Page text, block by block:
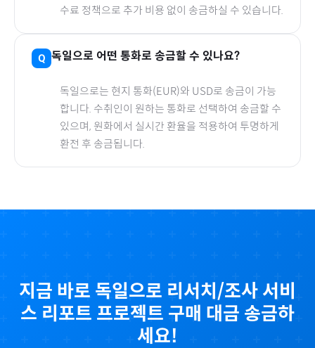
수료 정책으로 추가 비용 없이 송금하실 수 있습니다.
독일으로 어떤 통화로 송금할 수 있나요?
독일으로는 현지 통화(EUR)와 USD로 송금이 가능
합니다. 수취인이 원하는 통화로 선택하여 송금할 수
있으며, 원화에서 실시간 환율을 적용하여 투명하게
환전 후 송금됩니다.
지금 바로 독일으로 리서치/조사 서비
스 리포트 프로젝트 구매 대금 송금하
세요!